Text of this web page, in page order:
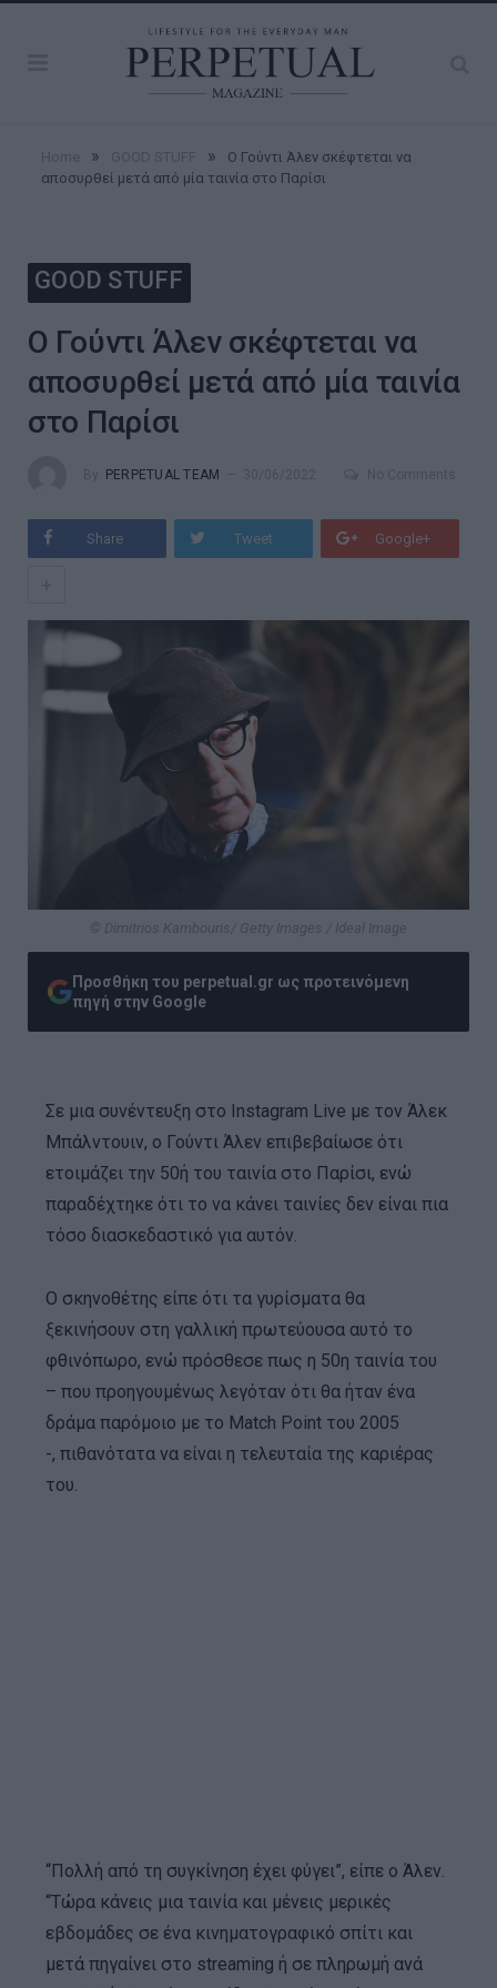
» »
Ο Γούντι Άλεν σκέφτεται να
αποσυρθεί μετά από μία ταινία στο Παρίσι
GOOD STUFF
Ο Γούντι Άλεν σκέφτεται να
αποσυρθεί μετά από μία ταινία
στο Παρίσι
PERPETUAL TEAM
Share Tweet Google+
© Dimitrios Kambouris/ Getty Images / Ideal Image
Προσθήκη του perpetual.gr ως προτεινόμενη
πηγή στην Google
Σε μια συνέντευξη στο Instagram Live με τον Άλεκ
Μπάλντουιν, ο Γούντι Άλεν επιβεβαίωσε ότι
ετοιμάζει την 50ή του ταινία στο Παρίσι, ενώ
παραδέχτηκε ότι το να κάνει ταινίες δεν είναι πια
τόσο διασκεδαστικό για αυτόν.
Ο σκηνοθέτης είπε ότι τα γυρίσματα θα
ξεκινήσουν στη γαλλική πρωτεύουσα αυτό το
φθινόπωρο, ενώ πρόσθεσε πως η 50η ταινία του
– που προηγουμένως λεγόταν ότι θα ήταν ένα
δράμα παρόμοιο με το Match Point του 2005
-, πιθανότατα να είναι η τελευταία της καριέρας
του.
“Πολλή από τη συγκίνηση έχει φύγει”, είπε ο Άλεν.
“Τώρα κάνεις μια ταινία και μένεις μερικές
εβδομάδες σε ένα κινηματογραφικό σπίτι και
μετά πηγαίνει στο streaming ή σε πληρωμή ανά